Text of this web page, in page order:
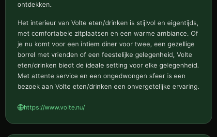
ontdekken.
Het interieur van Volte eten/drinken is stijlvol en eigentijds,
met comfortabele zitplaatsen en een warme ambiance. Of
je nu komt voor een intiem diner voor twee, een gezellige
borrel met vrienden of een feestelijke gelegenheid, Volte
eten/drinken biedt de ideale setting voor elke gelegenheid.
Met attente service en een ongedwongen sfeer is een
bezoek aan Volte eten/drinken een onvergetelijke ervaring.
https://www.volte.nu/